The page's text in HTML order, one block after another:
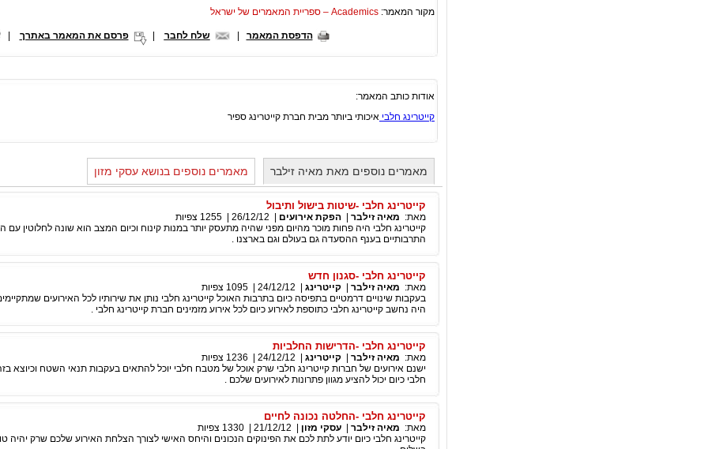
מקור המאמר: Academics – ספריית המאמרים של ישראל
הדפסת המאמר שלח לחבר פרסם את המאמר באתרך |
אודות כותב המאמר:
קייטרינג חלבי איכותי ביותר מבית חברת קייטרינג ספיר
מאמרים נוספים מאת מאיה זילבר מאמרים נוספים בנושא עסקי מזון
קייטרינג חלבי -שיטות בישול ותיבול
מאת: מאיה זילבר הפקת אירועים 26/12/12
1255 צפיות
קייטרינג חלבי היה פחות מוכר מהיום מפני שהיה מתעסק יותר במנות קינוח וכיום המצב הוא שונה לחלוטין עם
התרבותיים בענף ההסעדה גם בעולם וגם בארצנו .
קייטרינג חלבי -סגנון חדש
מאת: מאיה זילבר קייטרינג 24/12/12
1095 צפיות
בעקבות שינויים דרמטיים בתפיסה כיום בתרבות האוכל קייטרינג חלבי נותן את שירותיו לכל האירועים
היה נחשב קייטרינג חלבי כתוספת לאירוע כיום לכל אירוע מזמינים חברת קייטרינג חלבי .
קייטרינג חלבי -הדרישות החלביות
מאת: מאיה זילבר קייטרינג 24/12/12
1236 צפיות
ישנם אירועים של חברות קייטרינג חלבי שרק אוכל של מטבח חלבי יוכל להתאים בעקבות תנאי השטח וכיוצא בזה
חלבי כיום יכול להציע מגוון פתרונות לאירועים שלכם .
קייטרינג חלבי -החלטה נכונה לחיים
מאת: מאיה זילבר עסקי מזון 21/12/12
1330 צפיות
קייטרינג חלבי כיום יודע לתת לכם את הפינוקים הנכונים והיחס האישי לצורך הצלחת האירוע שלכם שרק יהיה